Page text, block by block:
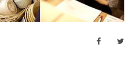
facebook